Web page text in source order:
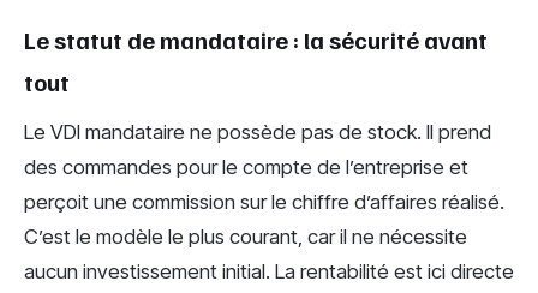
Le statut de mandataire : la sécurité avant
tout
Le VDI mandataire ne possède pas de stock. Il prend
des commandes pour le compte de l’entreprise et
perçoit une commission sur le chiffre d’affaires réalisé.
C’est le modèle le plus courant, car il ne nécessite
aucun investissement initial. La rentabilité est ici directe